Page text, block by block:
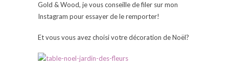
Gold & Wood, je vous conseille de filer sur mon
Instagram pour essayer de le remporter!
Et vous vous avez choisi votre décoration de Noël?